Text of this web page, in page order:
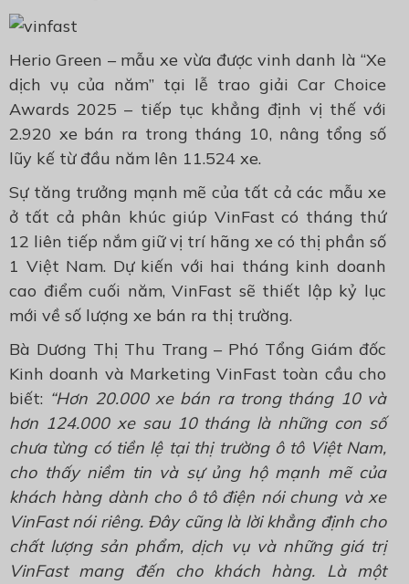
Herio Green – mẫu xe vừa được vinh danh là “Xe
dịch vụ của năm” tại lễ trao giải Car Choice
Awards 2025 – tiếp tục khẳng định vị thế với
2.920 xe bán ra trong tháng 10, nâng tổng số
lũy kế từ đầu năm lên 11.524 xe.
Sự tăng trưởng mạnh mẽ của tất cả các mẫu xe
ở tất cả phân khúc giúp VinFast có tháng thứ
12 liên tiếp nắm giữ vị trí hãng xe có thị phần số
1 Việt Nam. Dự kiến với hai tháng kinh doanh
cao điểm cuối năm, VinFast sẽ thiết lập kỷ lục
mới về số lượng xe bán ra thị trường.
Bà Dương Thị Thu Trang – Phó Tổng Giám đốc
Kinh doanh và Marketing VinFast toàn cầu cho
biết: “Hơn 20.000 xe bán ra trong tháng 10 và
hơn 124.000 xe sau 10 tháng là những con số
chưa từng có tiền lệ tại thị trường ô tô Việt Nam,
cho thấy niềm tin và sự ủng hộ mạnh mẽ của
khách hàng dành cho ô tô điện nói chung và xe
VinFast nói riêng. Đây cũng là lời khẳng định cho
chất lượng sản phẩm, dịch vụ và những giá trị
VinFast mang đến cho khách hàng. Là một